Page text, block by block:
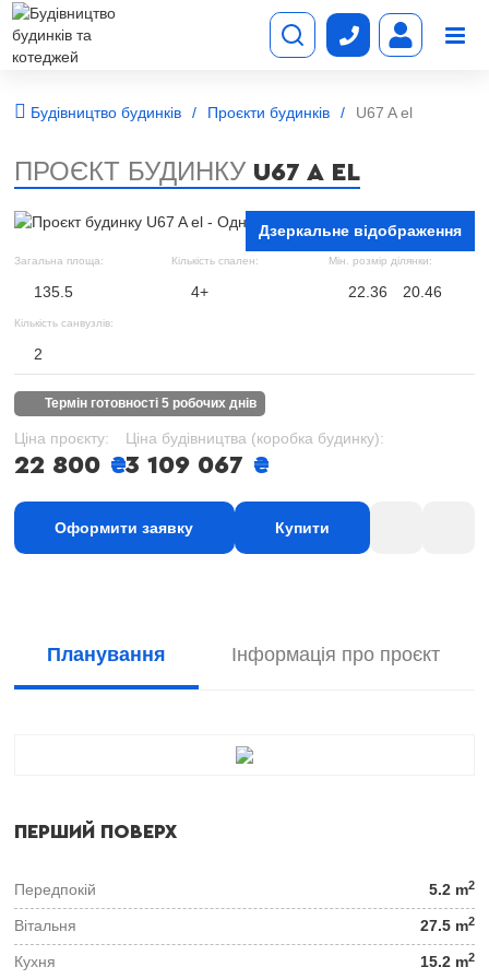
Будівництво будинків Проєкти будинків U67 A el
ПРОЄКТ БУДИНКУ U67 A EL
Дзеркальне відображення
Загальна площа:
135.5
Кількість спален:
4+
Мін. розмір ділянки:
22.36 20.46
Кількість санвузлів:
2
термін готовності 5 робочих днів
Ціна проєкту:
22 800 ₴
Ціна будівництва (коробка будинку):
3 109 067 ₴
Оформити заявку Купити
Планування Інформація про проєкт
ПЕРШИЙ ПОВЕРХ
Передпокій 5.2 m2
Вітальня 27.5 m2
Кухня 15.2 m2